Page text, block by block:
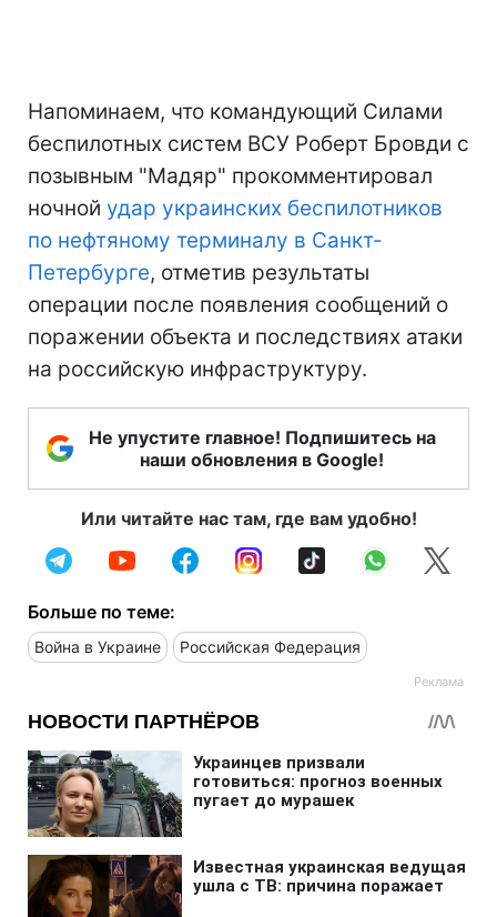
Напоминаем, что командующий Силами
беспилотных систем ВСУ Роберт Бровди с
позывным "Мадяр" прокомментировал
ночной удар украинских беспилотников
по нефтяному терминалу в Санкт-
Петербурге, отметив результаты
операции после появления сообщений о
поражении объекта и последствиях атаки
на российскую инфраструктуру.
Не упустите главное! Подпишитесь на
наши обновления в Google!
Или читайте нас там, где вам удобно!
Больше по теме:
Война в Украине Российская Федерация